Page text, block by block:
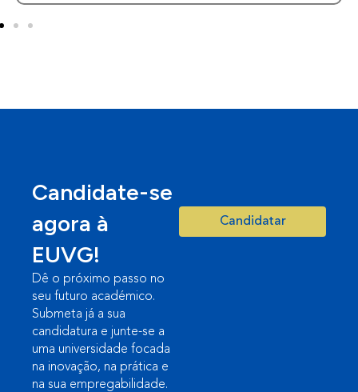
Candidate-se
agora à
EUVG!
Dê o próximo passo no
seu futuro académico.
Submeta já a sua
candidatura e junte-se a
uma universidade focada
na inovação, na prática e
na sua empregabilidade.
Candidatar